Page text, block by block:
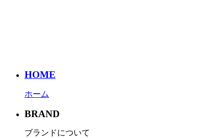
HOME
ホーム
BRAND
ブランドについて